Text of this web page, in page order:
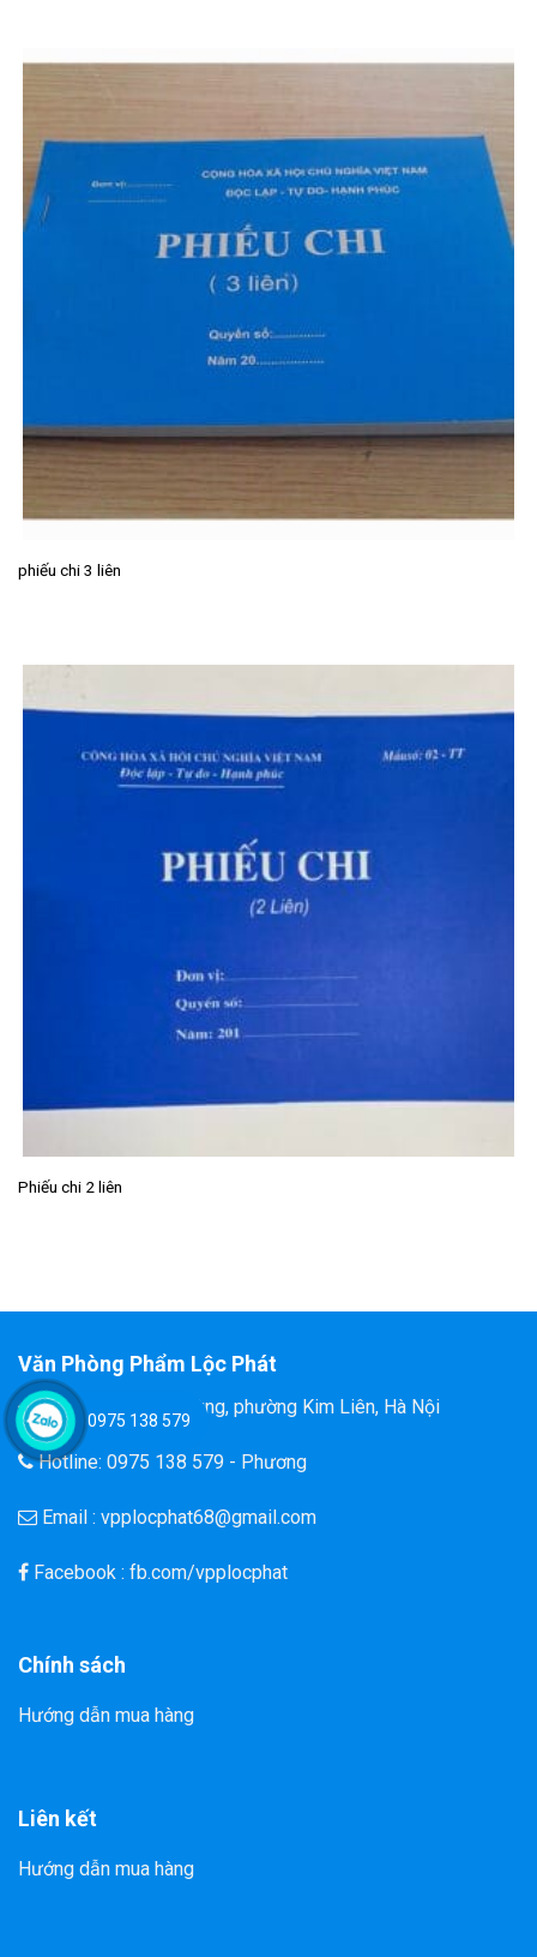
phiếu chi 3 liên
Phiếu chi 2 liên
Văn Phòng Phẩm Lộc Phát
Đ/C: 58 Tôn Thất Tùng, phường Kim Liên, Hà Nội
Hotline: 0975 138 579 - Phương
Email : vpplocphat68@gmail.com
Facebook : fb.com/vpplocphat
Chính sách
Hướng dẫn mua hàng
Liên kết
Hướng dẫn mua hàng
0975 138 579